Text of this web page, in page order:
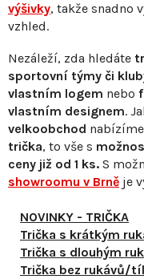
výšivky, takže snadno
vzhled.
Nezáleží, zda hledáte
sportovní týmy či
vlastním logem nebo
vlastním designem.
velkoobchod
trička, to vše s
ceny již od 1 ks. S
showroomu v Brně je
NOVINKY - TRIČKA
Trička s krátkým
Trička s dlouhým
Trička bez rukávů/